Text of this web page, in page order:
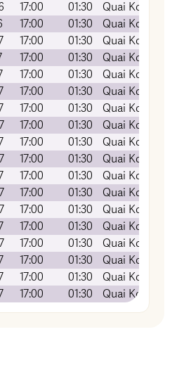
17:00 01:30
Quai Koch
17:00 01:30
Quai Koch
17:00 01:30
Quai Koch
17:00 01:30
Quai Koch
17:00 01:30
Quai Koch
17:00 01:30
Quai Koch
17:00 01:30
Quai Koch
17:00 01:30
Quai Koch
17:00 01:30
Quai Koch
17:00 01:30
Quai Koch
17:00 01:30
Quai Koch
17:00 01:30
Quai Koch
17:00 01:30
Quai Koch
17:00 01:30
Quai Koch
17:00 01:30
Quai Koch
17:00 01:30
Quai Koch
17:00 01:30
Quai Koch
17:00 01:30 Quai Koch